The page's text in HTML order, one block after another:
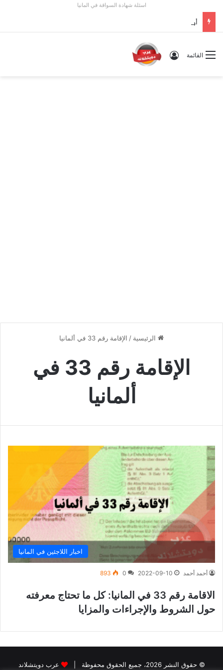
اسئلة شهادة السواقة في المانيا
أوسبيلدونغ تبريد مراكز البيانات في ألمانيا 2026: الأجور والشروط
القائمة تسجيل الدخول
الرئيسية / الإقامة رقم 33 في ألمانيا
الإقامة رقم 33 في
ألمانيا
اخبار اللاجئين في المانيا
أحمد أحمد 2022-09-10
0
893
الاقامة رقم 33 في المانيا: كل ما تحتاج معرفته
حول الشروط والإجراءات والمزايا
© حقوق النشر 2026، جميع الحقوق محفوظة | عرب دويتشلاند